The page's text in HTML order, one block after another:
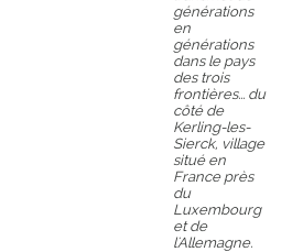
générations
en
générations
dans le pays
des trois
frontières... du
côté de
Kerling-les-
Sierck, village
situé en
France près
du
Luxembourg
et de
l'Allemagne.